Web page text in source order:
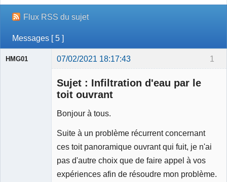
Flux RSS du sujet
Messages [ 5 ]
1
HMG01 07/02/2021 18:17:43
Sujet : Infiltration d'eau par le
toit ouvrant
Bonjour à tous.
Suite à un problème récurrent concernant
ces toit panoramique ouvrant qui fuit, je n'ai
pas d'autre choix que de faire appel à vos
expériences afin de résoudre mon problème.